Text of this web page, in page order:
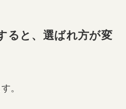
ると、選ばれ方が変
。